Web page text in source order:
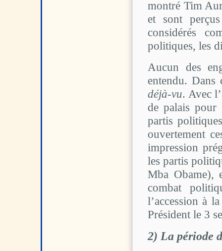
montré Tim
et sont
considérés
politiques, les
Aucun des
entendu. Dans
déjà-vu. Avec
de palais pour
partis
ouvertement
impression
les partis
Mba Obame),
combat
l’accession à
Président le 3
2) La période